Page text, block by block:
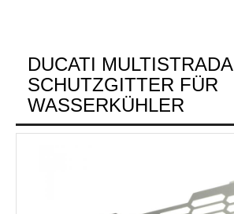
DUCATI MULTISTRADA
SCHUTZGITTER FÜR
WASSERKÜHLER